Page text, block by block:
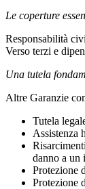
Le coperture
Responsabilità
Verso terzi e
Una tutela
Altre Garanzie
Tutela
Assistenza
danno a un
Protezione
Protezione